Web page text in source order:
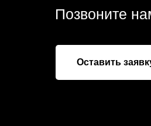
Позвоните
Оставить